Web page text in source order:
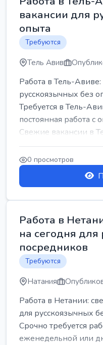
вакансии для
опыта
Требуются
Тель Авив
Работа в Тель-
русскоязычных без
Требуется в Тель-
постоянная работа с
Свежие вакансии в
женщин от хозя...
0 просмотров
Работа в
на сегодня для
посредников
Требуются
Натания
Работа в Нетании:
для русскоязычных
Срочно требуется
еженедельной или